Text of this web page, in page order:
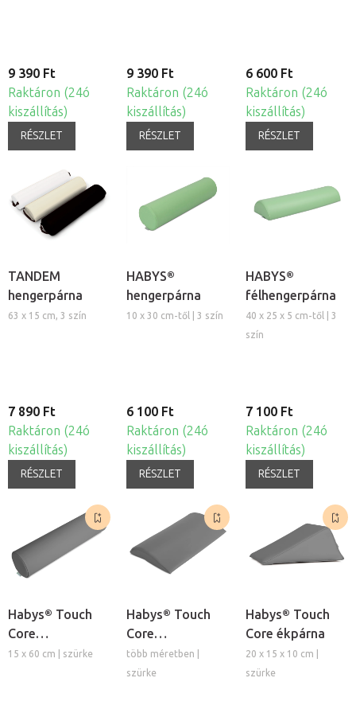
9 390 Ft
Raktáron (24ó
kiszállítás)
RÉSZLET
9 390 Ft
Raktáron (24ó
kiszállítás)
RÉSZLET
6 600 Ft
Raktáron (24ó
kiszállítás)
RÉSZLET
TANDEM
hengerpárna
63 x 15 cm, 3 szín
7 890 Ft
Raktáron (24ó
kiszállítás)
RÉSZLET
HABYS®
hengerpárna
10 x 30 cm-től | 3 szín
6 100 Ft
Raktáron (24ó
kiszállítás)
RÉSZLET
HABYS®
félhengerpárna
40 x 25 x 5 cm-től | 3
szín
7 100 Ft
Raktáron (24ó
kiszállítás)
RÉSZLET
Habys® Touch
Core
hengerpárna
15 x 60 cm | szürke
Habys® Touch
Core
félhengerpárna
több méretben |
szürke
Habys® Touch
Core ékpárna
20 x 15 x 10 cm |
szürke